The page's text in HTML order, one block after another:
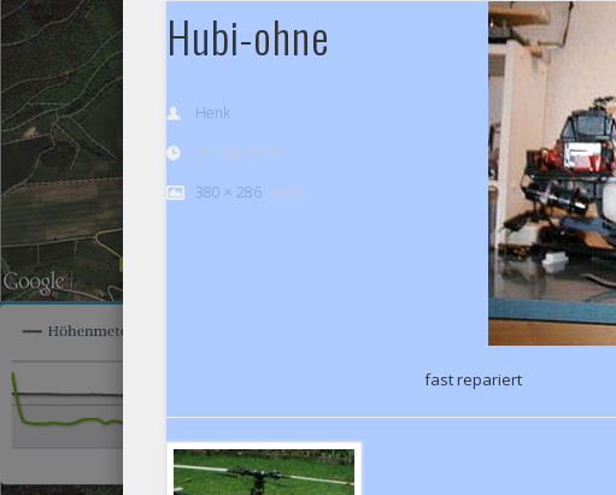
Hubi-ohne
Henk
31. Mai 2013
380 × 286 pixels
fast repariert